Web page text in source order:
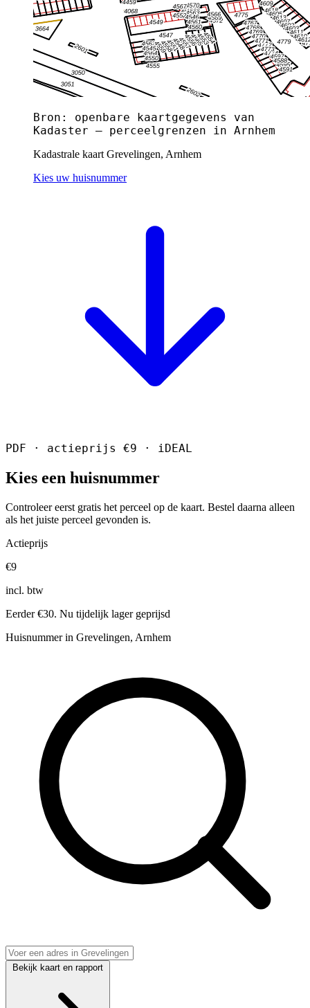
Bron: openbare kaartgegevens van
Kadaster — perceelgrenzen in Arnhem
Kadastrale kaart Grevelingen, Arnhem
Kies uw huisnummer
PDF · actieprijs €9 · iDEAL
Kies een huisnummer
Controleer eerst gratis het perceel op de kaart. Bestel daarna alleen
als het juiste perceel gevonden is.
Actieprijs
€9
incl. btw
Eerder €30. Nu tijdelijk lager geprijsd
Huisnummer in Grevelingen, Arnhem
Bekijk kaart en rapport